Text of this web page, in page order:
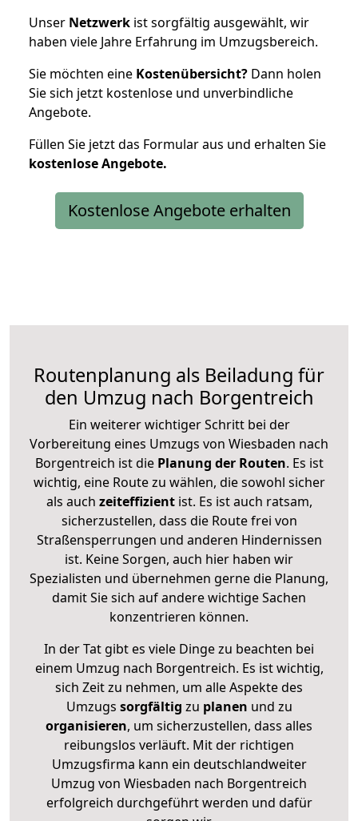
Unser Netzwerk ist sorgfältig ausgewählt, wir
haben viele Jahre Erfahrung im Umzugsbereich.
Sie möchten eine Kostenübersicht? Dann holen
Sie sich jetzt kostenlose und unverbindliche
Angebote.
Füllen Sie jetzt das Formular aus und erhalten Sie
kostenloseAngebote.
Kostenlose Angebote erhalten
Routenplanung als Beiladung für
den Umzug nach Borgentreich
Ein weiterer wichtiger Schritt bei der
Vorbereitung eines Umzugs von Wiesbaden nach
Borgentreich ist diePlanung der Routen. Es ist
wichtig, eine Route zu wählen, die sowohl sicher
als auch zeiteffizientist. Es ist auch ratsam,
sicherzustellen, dass die Route frei von
Straßensperrungen und anderen Hindernissen
ist. Keine Sorgen, auch hier haben wir
Spezialisten und übernehmen gerne die Planung,
damit Sie sich auf andere wichtige Sachen
konzentrieren können.
In der Tat gibt es viele Dinge zu beachten bei
einem Umzug nach Borgentreich. Es ist wichtig,
sich Zeit zu nehmen, um alle Aspekte des
Umzugs sorgfältig zu planen und zu
organisieren, um sicherzustellen, dass alles
reibungslos verläuft. Mit der richtigen
Umzugsfirma kann ein deutschlandweiter
Umzug von Wiesbaden nach Borgentreich
erfolgreich durchgeführt werden und dafür